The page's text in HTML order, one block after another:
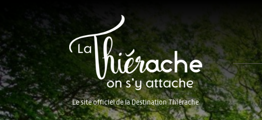
Le site officiel de la Destination Thiérache